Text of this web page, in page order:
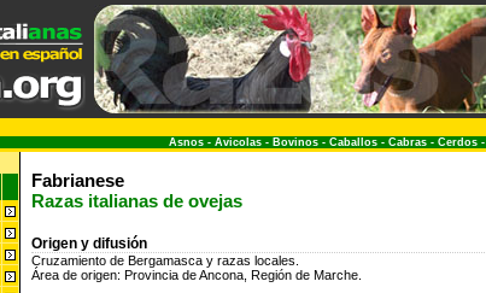
Asnos - Avicolas - Bovinos - Caballos - Cabras - Cerdos -
Fabrianese
Razas italianas de ovejas
Origen y difusión
Cruzamiento de Bergamasca y razas locales.
Área de origen: Provincia de Ancona, Región de Marche.